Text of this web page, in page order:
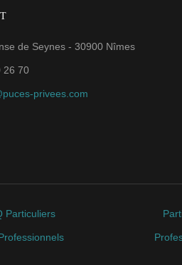
de Seynes - 30900 Nîmes
26 70
privees.com
Particuliers